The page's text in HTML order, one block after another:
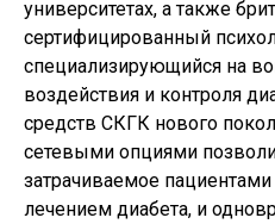
университетах, а также
сертифицированный
специализирующийся на
воздействия и контроля
средств СКГК нового
сетевыми опциями
затрачиваемое
лечением диабета, и